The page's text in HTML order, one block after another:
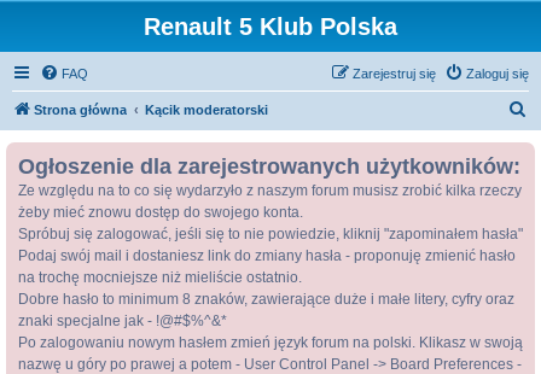
Renault 5 Klub Polska
FAQ Zaloguj się
Zarejestruj się
Strona główna Kącik moderatorski
Ogłoszenie dla zarejestrowanych użytkowników:
Ze względu na to co się wydarzyło z naszym forum musisz zrobić kilka rzeczy
żeby mieć znowu dostęp do swojego konta.
Spróbuj się zalogować, jeśli się to nie powiedzie, kliknij "zapominałem hasła"
Podaj swój mail i dostaniesz link do zmiany hasła - proponuję zmienić hasło
na trochę mocniejsze niż mieliście ostatnio.
Dobre hasło to minimum 8 znaków, zawierające duże i małe litery, cyfry oraz
znaki specjalne jak - !@#$%^&*
Po zalogowaniu nowym hasłem zmień język forum na polski. Klikasz w swoją
nazwę u góry po prawej a potem - User Control Panel -> Board Preferences -